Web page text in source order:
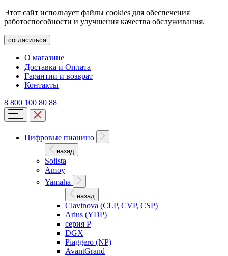
Этот сайт использует файлы cookies для обеспечения
работоспособности и улучшения качества обслуживания.
согласиться
О магазине
Доставка и Оплата
Гарантии и возврат
Контакты
8 800 100 80 88
Цифровые пианино
назад
Solista
Amoy
Yamaha
назад
Clavinova (CLP, CVP, CSP)
Arius (YDP)
серия P
DGX
Piaggero (NP)
AvantGrand